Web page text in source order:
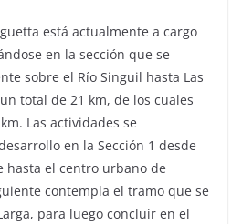
está actualmente a cargo
en la sección que se
sobre el Río Singuil hasta Las
total de 21 km, de los cuales
Las actividades se
en la Sección 1 desde
hasta el centro urbano de
contempla el tramo que se
para luego concluir en el